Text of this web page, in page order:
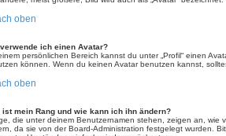
oben
ich einen Avatar?
persönlichen Bereich kannst du unter „Profil“ einen
können. Wenn du keinen Avatar benutzen kannst,
oben
ist mein Rang und wie kann ich ihn ändern?
die unter deinem Benutzernamen stehen, zeigen an, wie
da sie von der Board-Administration festgelegt wurden.